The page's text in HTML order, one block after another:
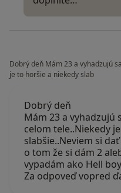
Dobrý deň Mám 23 a vyhadzujú
je to horšie a niekedy slab
Dobrý deň
Mám 23 a vyhadzujú
celom tele..Niekedy
slabšie..Neviem si
o tom že si dám 2
vypadám ako Hell boy
Za odpoveď vopred